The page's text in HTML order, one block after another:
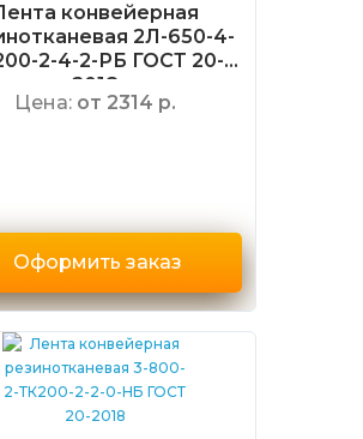
конвейерная
2Л-650-4-
2-4-2-РБ ГОСТ 20-
2018
Цена: от 2314 р.
Оформить заказ